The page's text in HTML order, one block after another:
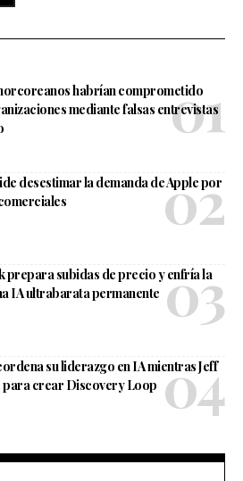
habrían comprometido
mediante falsas entrevistas
desestimar la demanda de Apple por
prepara subidas de precio y enfría la
IA ultrabarata permanente
su liderazgo en IA mientras Jeff
para crear Discovery Loop